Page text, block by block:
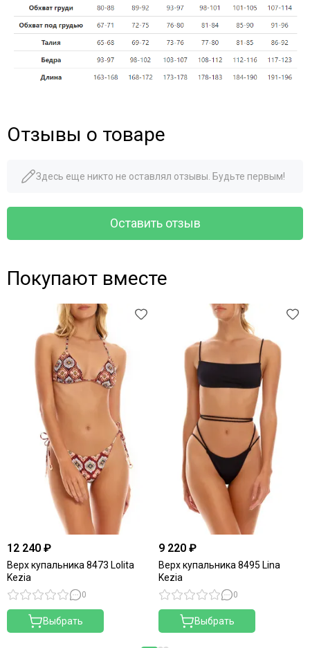
Отзывы о товаре
Здесь еще никто не оставлял отзывы. Будьте первым!
Оставить отзыв
Покупают вместе
12 240 ₽
Верх купальника 8473 Lolita
Kezia
0
Выбрать
9 220 ₽
Верх купальника 8495 Lina
Kezia
0
Выбрать